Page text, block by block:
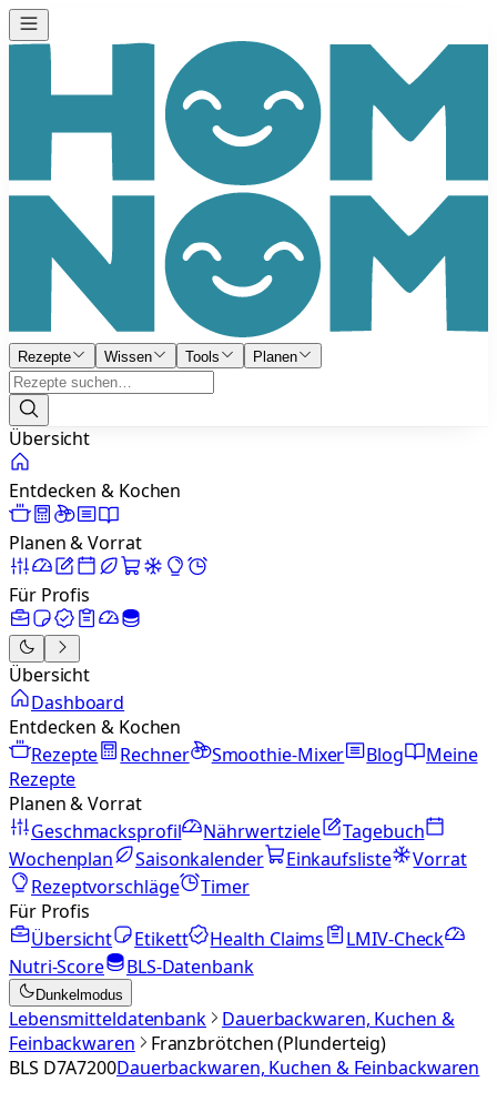
Rezepte Wissen Tools Planen
Übersicht
Entdecken & Kochen
Planen & Vorrat
Für Profis
Übersicht
Dashboard
Entdecken & Kochen
Rezepte
Rechner Smoothie-Mixer Blog
Meine
Rezepte
Planen & Vorrat
Geschmacksprofil
Nährwertziele
Tagebuch
Wochenplan
Saisonkalender Einkaufsliste
Vorrat
Rezeptvorschläge
Timer
Für Profis
Übersicht
Etikett Health Claims
LMIV-Check
Nutri-Score
BLS-Datenbank
Dunkelmodus
Lebensmitteldatenbank
Dauerbackwaren, Kuchen &
Feinbackwaren
Franzbrötchen (Plunderteig)
BLS D7A7200Dauerbackwaren, Kuchen & Feinbackwaren